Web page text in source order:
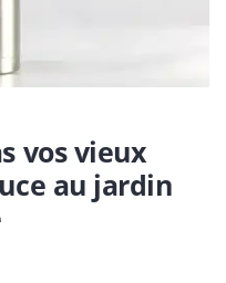
vos vieux
au jardin